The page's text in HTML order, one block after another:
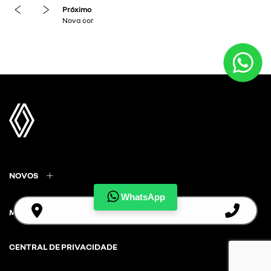
WhatsApp
NOVOS
MAPA DO SITE
CENTRAL DE PRIVACIDADE